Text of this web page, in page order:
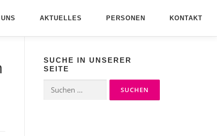
AKTUELLES PERSONEN KONTAKT
SUCHE IN UNSERER
SEITE
Suchen
nach: